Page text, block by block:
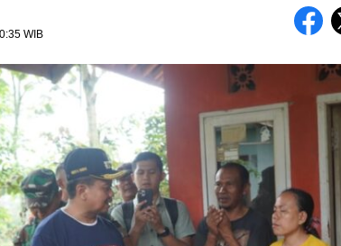
WIB